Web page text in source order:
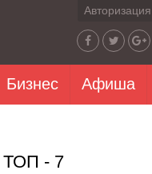
Авторизация
Бизнес Афиша
ТОП - 7